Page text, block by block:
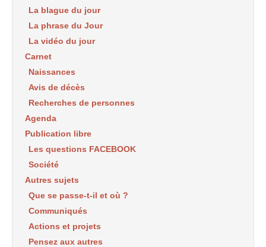
La blague du jour
La phrase du Jour
La vidéo du jour
Carnet
Naissances
Avis de décès
Recherches de personnes
Agenda
Publication libre
Les questions FACEBOOK
Société
Autres sujets
Que se passe-t-il et où ?
Communiqués
Actions et projets
Pensez aux autres